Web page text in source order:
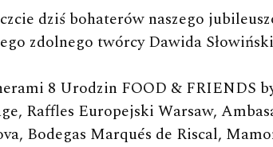
dziś bohaterów naszego
zdolnego twórcy Dawida
8 Urodzin FOOD & FRIENDS
Raffles Europejski Warsaw,
Bodegas Marqués de Riscal,